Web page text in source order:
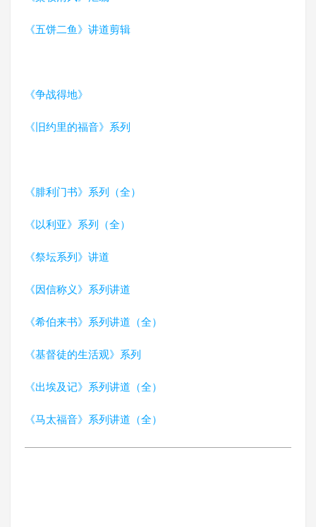
《五饼二鱼》讲道剪辑
《争战得地》
《旧约里的福音》系列
《腓利门书》系列（全）
《以利亚》系列（全）
《祭坛系列》讲道
《因信称义》系列讲道
《希伯来书》系列讲道（全）
《基督徒的生活观》系列
《出埃及记》系列讲道（全）
《马太福音》系列讲道（全）